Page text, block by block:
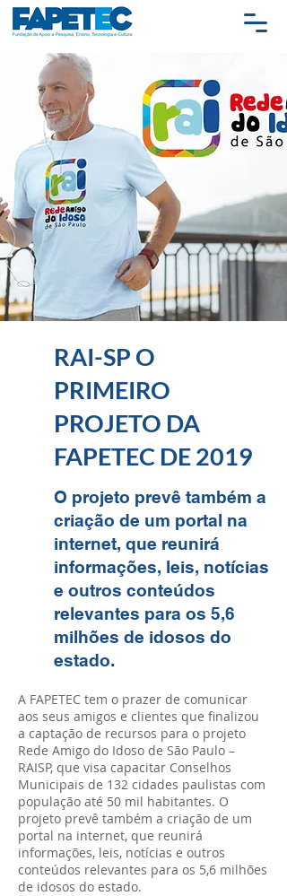
RAI-SP O
PRIMEIRO
PROJETO DA
FAPETEC DE 2019
O projeto prevê também a
criação de um portal na
internet, que reunirá
informações, leis, notícias
e outros conteúdos
relevantes para os 5,6
milhões de idosos do
estado.
A FAPETEC tem o prazer de comunicar
aos seus amigos e clientes que finalizou
a captação de recursos para o projeto
Rede Amigo do Idoso de São Paulo –
RAISP, que visa capacitar Conselhos
Municipais de 132 cidades paulistas com
população até 50 mil habitantes. O
projeto prevê também a criação de um
portal na internet, que reunirá
informações, leis, notícias e outros
conteúdos relevantes para os 5,6 milhões
de idosos do estado.